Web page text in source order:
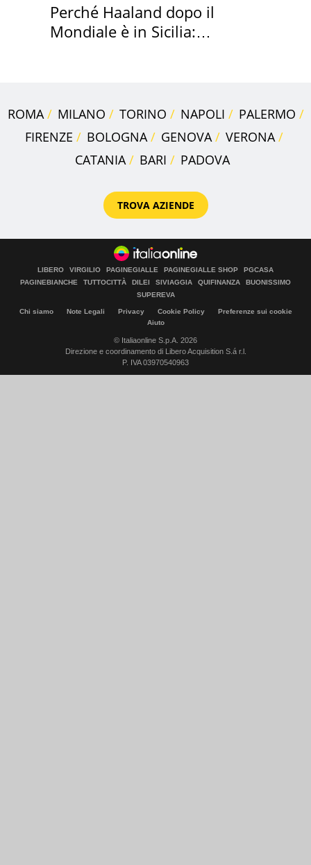
Perché Haaland dopo il
Mondiale è in Sicilia:
ROMA MILANO TORINO NAPOLI
PALERMO
FIRENZE
BOLOGNA GENOVA
VERONA
CATANIA
BARI PADOVA
TROVA AZIENDE
LIBERO VIRGILIO PAGINEGIALLE PAGINEGIALLE SHOP
PGCASA
PAGINEBIANCHE
TUTTOCITTÀ DILEI SIVIAGGIA QUIFINANZA
BUONISSIMO
SUPEREVA
Chi siamo Note Legali Privacy Cookie Policy
Preferenze sui cookie
Aiuto
© Italiaonline S.p.A. 2026
Direzione e coordinamento di Libero Acquisition S.á r.l.
P. IVA 03970540963